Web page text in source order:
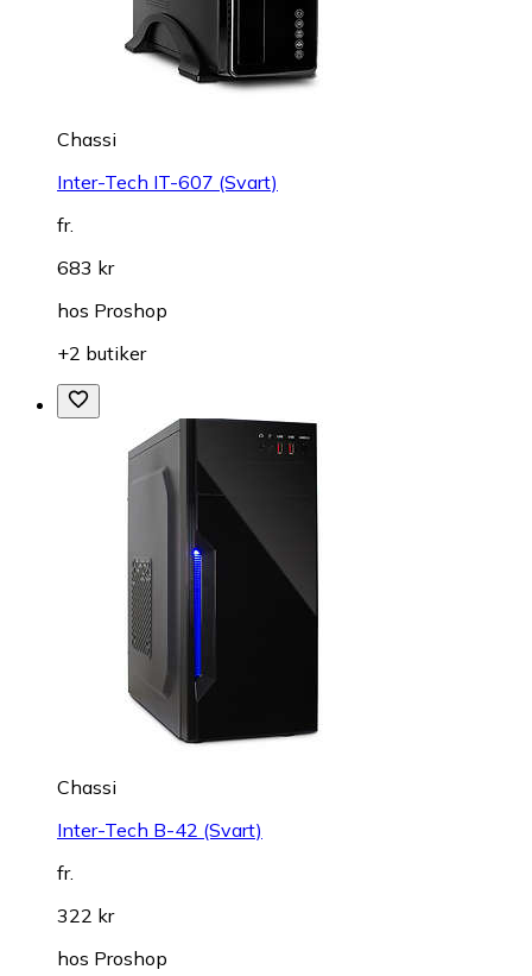
Chassi
Inter-Tech IT-607 (Svart)
fr.
683 kr
hos Proshop
+2 butiker
Chassi
Inter-Tech B-42 (Svart)
fr.
322 kr
hos Proshop